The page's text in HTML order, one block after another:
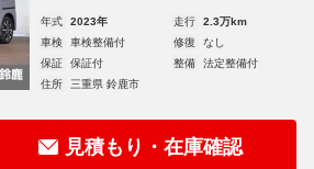
年式 2023年 走行
2.3万km
車検
車検整備付 修復
なし
保証
保証付 整備
法定整備付
住所
三重県 鈴鹿市
見積もり・在庫確認